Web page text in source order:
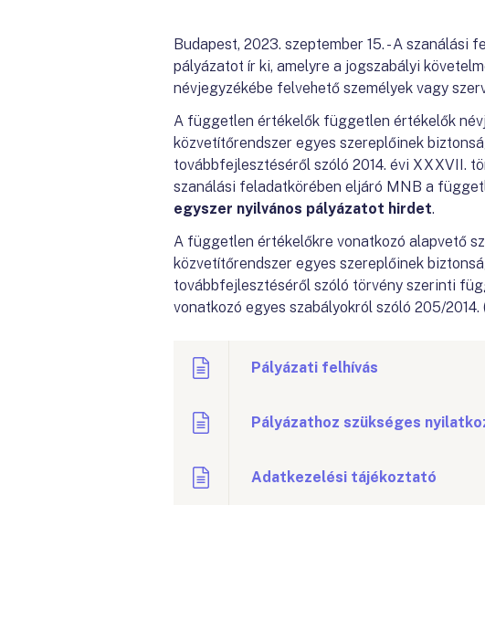
Budapest, 2023. szeptember 15. - A
pályázatot ír ki, amelyre a jogszabályi
névjegyzékébe felvehető személyek vagy
A független értékelők független értékelők
közvetítőrendszer egyes szereplőinek
továbbfejlesztéséről szóló 2014. évi XXXVII.
szanálási feladatkörében eljáró MNB a
egyszer nyilvános pályázatot hirdet.
A független értékelőkre vonatkozó alapvető
közvetítőrendszer egyes szereplőinek
továbbfejlesztéséről szóló törvény szerinti
vonatkozó egyes szabályokról szóló 205/2014.
Pályázati felhívás
Pályázathoz szükséges
Adatkezelési tájékoztató